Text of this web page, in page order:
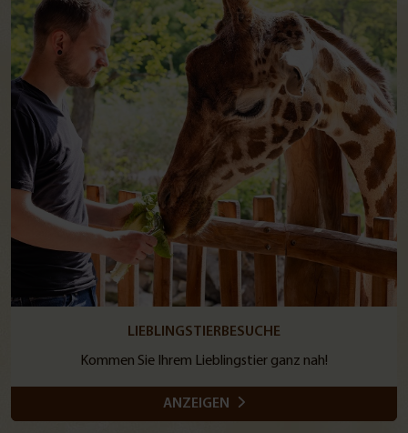
LIEBLINGSTIERBESUCHE
Kommen Sie Ihrem Lieblingstier ganz nah!
ANZEIGEN